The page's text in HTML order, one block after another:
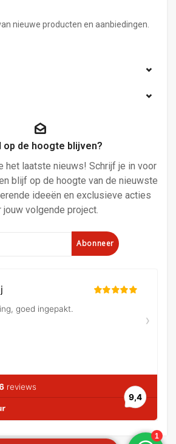
nieuwe producten en aanbiedingen.
op de hoogte blijven?
het laatste nieuws! Schrijf je in voor
blijf op de hoogte van de nieuwste
ideeën en exclusieve acties
jouw volgende project.
Abonneer